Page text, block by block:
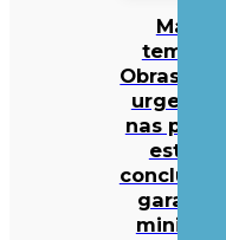
Mau
tempo:
Obras mais
urgentes
nas praias
estão
concluídas,
garante
ministra